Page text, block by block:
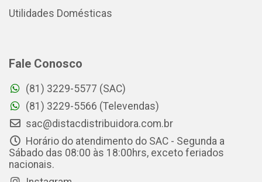
Utilidades Domésticas
Fale Conosco
(81) 3229-5577 (SAC)
(81) 3229-5566 (Televendas)
sac@distacdistribuidora.com.br
Horário do atendimento do SAC - Segunda a
Sábado das 08:00 às 18:00hrs, exceto feriados
nacionais.